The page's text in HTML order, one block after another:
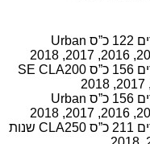
מרצדס CLA 1.6 רובוטית כפולת מצמדים 122 כ”ס Urban
מרצדס CLA 1.6 רובוטית כפולת מצמדים 156 כ”ס SE CLA200
מרצדס CLA 1.6 רובוטית כפולת מצמדים 156 כ”ס Urban
מרצדס CLA 2.0 רובוטית כפולת מצמדים 211 כ”ס CLA250 שנות